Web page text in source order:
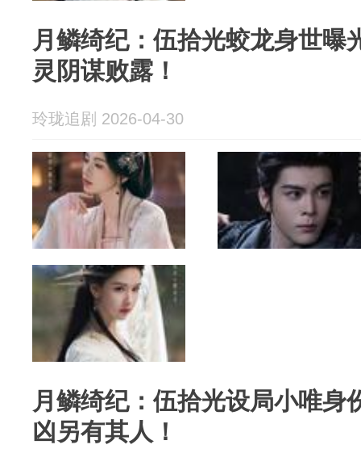
月鳞绮纪：伍拾光蛟龙身世曝
灵阴谋败露！
玲珑追剧 2026-04-30
月鳞绮纪：伍拾光设局小唯身
凶另有其人！